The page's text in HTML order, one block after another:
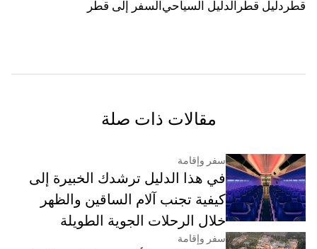
قطر دليل قطر الدليل السياحي السفر إلى قطر
مقالات ذات صلة
سفر وإقامة
في هذا الدليل ترشدك الخبيرة إلى
كيفية تجنب آلام الساقين والظهر
خلال الرحلات الجوية الطويلة
سفر وإقامة